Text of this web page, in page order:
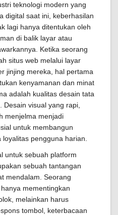
teknologi modern yang
digital saat ini, keberhasilan
lagi hanya ditentukan oleh
di balik layar atau
Ketika seorang
situs web melalui layar
jinjing mereka, hal pertama
kenyamanan dan minat
adalah kualitas desain tata
. Desain visual yang rapi,
menjelma menjadi
untuk membangun
pengguna harian.
untuk sebuah platform
sebuah tantangan
mendalam. Seorang
mementingkan
melainkan harus
tombol, keterbacaan